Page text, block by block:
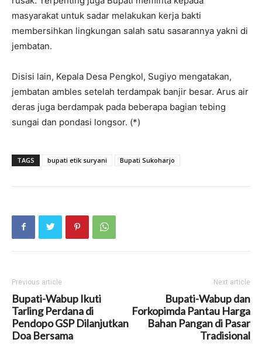
masyarakat untuk sadar melakukan kerja bakti
membersihkan lingkungan salah satu sasarannya yakni di
jembatan.
Disisi lain, Kepala Desa Pengkol, Sugiyo mengatakan,
jembatan ambles setelah terdampak banjir besar. Arus air
deras juga berdampak pada beberapa bagian tebing
sungai dan pondasi longsor. (*)
TAGS bupati etik suryani Bupati Sukoharjo
Previous article
Bupati-Wabup Ikuti
Tarling Perdana di
Pendopo GSP Dilanjutkan
Doa Bersama
Next article
Bupati-Wabup dan
Forkopimda Pantau Harga
Bahan Pangan di Pasar
Tradisional